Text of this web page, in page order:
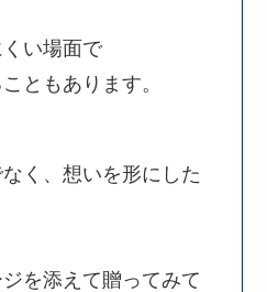
い場面で
ともあります。
なく、想いを形にした
を添えて贈ってみて